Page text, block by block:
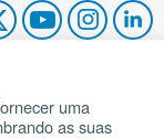
uma
as suas